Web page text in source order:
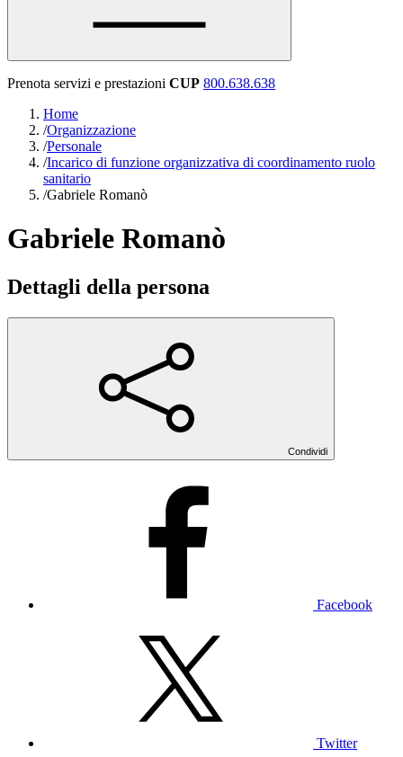
Prenota servizi e prestazioni CUP 800.638.638
Home
/Organizzazione
/Personale
/Incarico di funzione organizzativa di coordinamento ruolo
sanitario
/Gabriele Romanò
Gabriele Romanò
Dettagli della persona
Condividi
Facebook
Twitter